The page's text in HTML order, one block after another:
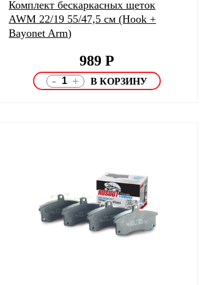
Комплект бескаркасных щеток
AWM 22/19 55/47,5 cм (Hook +
Bayonet Arm)
989Р
- +